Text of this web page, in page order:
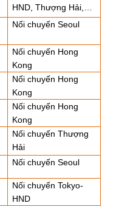
HND, Thượng Hải,…
Nối chuyến Seoul
Nối chuyến Hong
Kong
Nối chuyến Hong
Kong
Nối chuyến Hong
Kong
Nối chuyến Thượng
Hải
Nối chuyến Seoul
Nối chuyến Tokyo-
HND